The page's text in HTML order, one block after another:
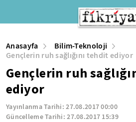
Anasayfa
Bilim-Teknoloji
Gençlerin ruh sağlığını tehdit ediyor
Gençlerin ruh
ediyor
Yayınlanma Tarihi:27.08.2017 00:00
Güncelleme Tarihi:27.08.2017 15:39